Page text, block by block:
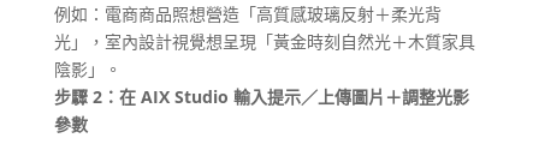
例如：電商商品照想營造「高質感玻璃反射＋柔光背
光」，室內設計視覺想呈現「黃金時刻自然光＋木質家具
陰影」。
步驟 2：在 AIX Studio 輸入提示／上傳圖片＋調整光影
參數